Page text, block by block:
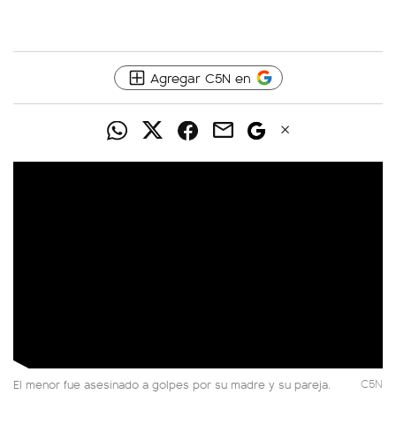
Agregar C5N en
El menor fue asesinado a golpes por su madre y su pareja. C5N